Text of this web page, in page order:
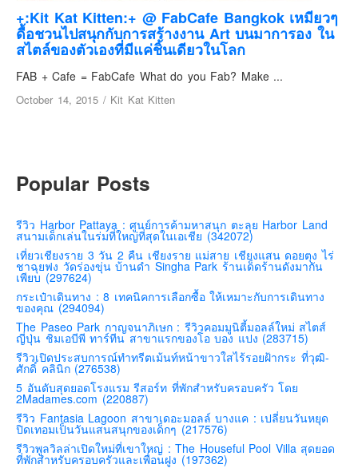
อิตาลี
ตุรกี-ตุรเคีย
เยอรมัน
ฝรั่งเศส
ออสเตรีย
เนเธอร์แลนด์
สวิสเซอร์แลนด์
โปรตุเกส
สเปน
โครเอเชีย
สโลเวเนีย
มอนเตรเนโกร
บอสเนียและเฮอร์เซโกวีน่า
ญี่ปุ่น
คันโต-โตเกียวและรอบๆ
คันไซ-โอซาก้า เกียวโต
+:Kit Kat Kitten:+ @ FabCafe Bangkok เหมียวๆ
ดื้อชวนไปสนุกกับการสร้างงาน Art บนมาการอง ใน
สไตล์ของตัวเองที่มีแค่ชิ้นเดียวในโลก
FAB + Cafe = FabCafe What do you Fab? Make ...
October 14, 2015 / Kit Kat Kitten
Popular Posts
รีวิว Harbor Pattaya : ศูนย์การค้ามหาสนุก ตะลุย Harbor Land
สนามเด็กเล่นในร่มที่ใหญ่ที่สุดในเอเชีย (342072)
เที่ยวเชียงราย 3 วัน 2 คืน เชียงราย แม่สาย เชียงแสน ดอยตุง ไร่
ชาฉุยฟง วัดร่องขุ่น บ้านดำ Singha Park ร้านเด็ดร้านดังมากัน
เพียบ (297624)
กระเป๋าเดินทาง : 8 เทคนิคการเลือกซื้อ ให้เหมาะกับการเดินทาง
ของคุณ (294094)
The Paseo Park กาญจนาภิเษก : รีวิวคอมมูนิตี้มอลล์ใหม่ สไตส์
ญี่ปุ่น ชิมเอบีพี ทาร์ทีน สาขาแรกของโอ บอง แปง (283715)
รีวิวเปิดประสบการณ์ทำทรีตเม้นท์หน้าขาวใสไร้รอยฝ้ากระ ที่วุฒิ-
ศักดิ์ คลินิก (276538)
5 อันดับสุดยอดโรงแรม รีสอร์ท ที่พักสำหรับครอบครัว โดย
2Madames.com (220887)
รีวิว Fantasia Lagoon สาขาเดอะมอลล์ บางแค : เปลี่ยนวันหยุด
ปิดเทอมเป็นวันแสนสนุกของเด็กๆ (217576)
รีวิวพูลวิลล่าเปิดใหม่ที่เขาใหญ่ : The Houseful Pool Villa สุดยอด
ที่พักสำหรับครอบครัวและเพื่อนฝูง (197362)